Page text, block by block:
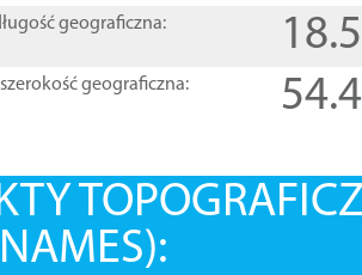
geograficzna:
geograficzna: